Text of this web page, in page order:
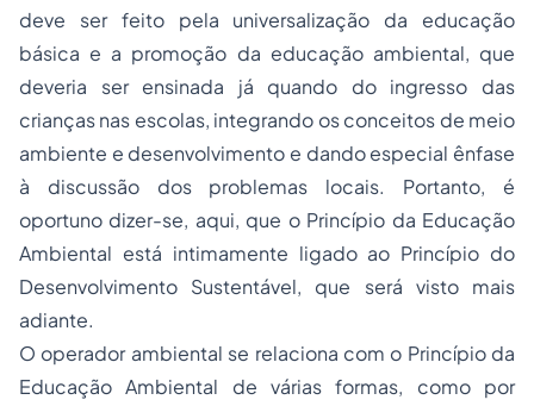
deve ser feito pela universalização da educação
básica e a promoção da educação ambiental, que
deveria ser ensinada já quando do ingresso das
crianças nas escolas, integrando os conceitos de meio
ambiente e desenvolvimento e dando especial ênfase
à discussão dos problemas locais. Portanto, é
oportuno dizer-se, aqui, que o Princípio da Educação
Ambiental está intimamente ligado ao Princípio do
Desenvolvimento Sustentável, que será visto mais
adiante.
O operador ambiental se relaciona com o Princípio da
Educação Ambiental de várias formas, como por